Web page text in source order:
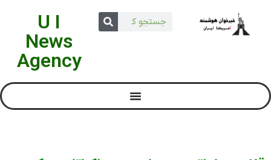
U I
News
Agency